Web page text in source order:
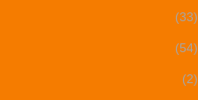
(33)
(54)
(2)